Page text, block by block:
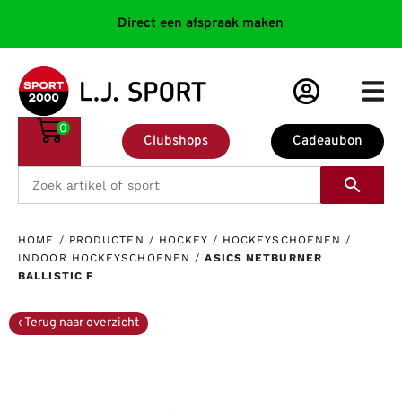
Direct een afspraak maken
Cadeaubon
Clubshops
0
HOME / PRODUCTEN / HOCKEY / HOCKEYSCHOENEN /
INDOOR HOCKEYSCHOENEN /ASICS NETBURNER
BALLISTIC F